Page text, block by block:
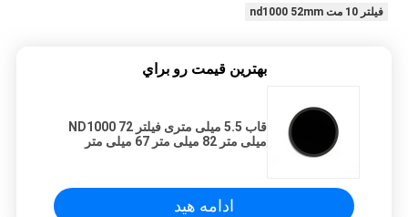
فیلتر 10 مت nd1000 52mm
بهترين قيمت رو براي
قاب 5.5 میلی متری فیلتر ND1000 72
میلی متر 82 میلی متر 67 میلی متر
ادامه هید